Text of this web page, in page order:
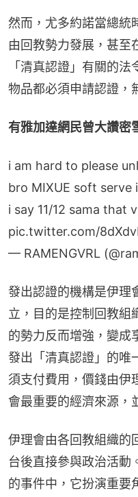
然而，尤多約諾當總
由回教勢力發展，甚至
「清真認證」有關的
物品都必須申請認證，
有雅加達網民曾大讚密
i am hard to please
bro MIXUE soft serve
i say 11/12 sama that
pic.twitter.com/
— RAMENGVRL
發出認證的機構是伊理
立，目的是控制回教組
的勢力反而增強，變成
發出「清真認證」的唯
須支付費用，價錢由伊
會最重要的經濟來源，
伊理會由各回教組織的
台後直接參與政治活動
的事件中，它扮演重要